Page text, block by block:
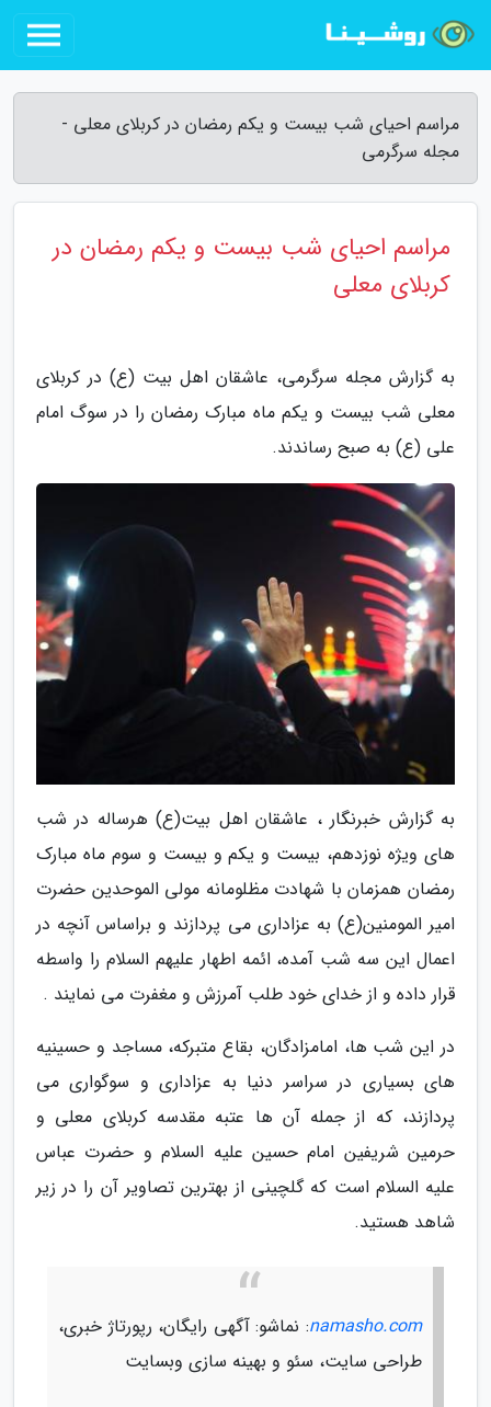
مراسم احیای شب بیست و یکم رمضان در کربلای معلی -
مجله سرگرمی
مراسم احیای شب بیست و یکم رمضان در
کربلای معلی
به گزارش مجله سرگرمی، عاشقان اهل بیت (ع) در کربلای
معلی شب بیست و یکم ماه مبارک رمضان را در سوگ امام
علی (ع) به صبح رساندند.
به گزارش خبرنگار ، عاشقان اهل بیت(ع) هرساله در شب
های ویژه نوزدهم، بیست و یکم و بیست و سوم ماه مبارک
رمضان همزمان با شهادت مظلومانه مولی الموحدین حضرت
امیر المومنین(ع) به عزاداری می پردازند و براساس آنچه در
اعمال این سه شب آمده، ائمه اطهار علیهم السلام را واسطه
قرار داده و از خدای خود طلب آمرزش و مغفرت می نمایند .
در این شب ها، امامزادگان، بقاع متبرکه، مساجد و حسینیه
های بسیاری در سراسر دنیا به عزاداری و سوگواری می
پردازند، که از جمله آن ها عتبه مقدسه کربلای معلی و
حرمین شریفین امام حسین علیه السلام و حضرت عباس
علیه السلام است که گلچینی از بهترین تصاویر آن را در زیر
شاهد هستید.
namasho.com: نماشو: آگهی رایگان، رپورتاژ خبری،
طراحی سایت، سئو و بهینه سازی وبسایت